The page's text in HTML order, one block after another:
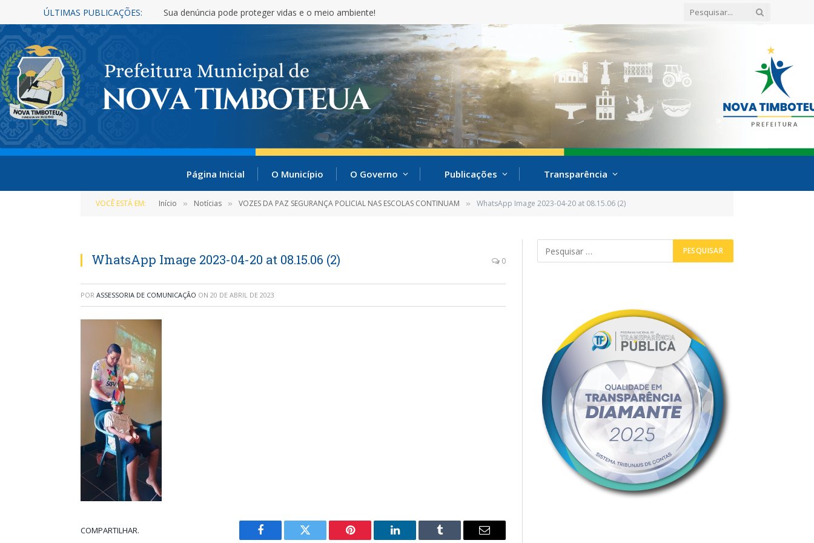
ÚLTIMAS PUBLICAÇÕES: Sua denúncia pode proteger vidas e o meio ambiente!
Página Inicial O Município O Governo Publicações Transparência
VOCÊ ESTÁ EM: Início » Notícias » VOZES DA PAZ SEGURANÇA POLICIAL NAS ESCOLAS CONTINUAM » WhatsApp Image 2023-04-20 at 08.15.06 (2)
WhatsApp Image 2023-04-20 at 08.15.06 (2) 0
POR ASSESSORIA DE COMUNICAÇÃO ON 20 DE ABRIL DE 2023
COMPARTILHAR.
Facebook Twitter Pinterest LinkedIn Tumblr E-